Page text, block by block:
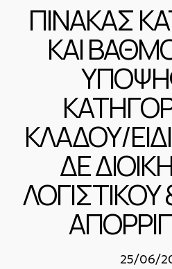
ΠΙΝΑΚΑΣ
ΚΑΙ
ΚΛΑΔΟΥ/
ΔΕ
25/06/